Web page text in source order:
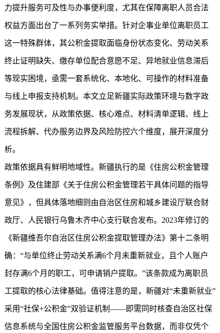
力提升服务可及性与办事便利度，尤其在保障离职人员合法
权益方面出台了一系列务实举措。针对企事业单位离职员工
这一特殊群体，其公积金提取面临身份状态变化、劳动关系
终止证明缺失、缴存单位配合意愿不足、异地就业信息滞后
等现实困境，亟需一套系统化、本地化、可操作的材料准备
与线上申报支持机制。本文立足新疆实际政策环境与数字政
务发展现状，从政策依据、核心难点、材料清单逻辑、线上
流程拆解、代办服务边界及风险防控六个维度，展开深度分
析。
政策依据具有鲜明地域性。新疆执行的是《住房公积金管理
条例》及住建部《关于住房公积金管理若干具体问题的指导
意见》，但具体落地细则由自治区住房和城乡建设厅联合财
政厅、人民银行乌鲁木齐中心支行联合发布。2023年修订的
《新疆维吾尔自治区住房公积金提取管理办法》第十二条明
确：“与单位终止劳动关系满6个月未重新就业，且个人账户
封存满6个月的职工，可申请销户提取。”该条款成为离职员
工提取的核心法律基础。值得注意的是，新疆对“未重新就业”
采用“社保+公积金”双验证机制——即需同时核查自治区社保
信息系统与全国住房公积金监管服务平台数据，而非仅凭个